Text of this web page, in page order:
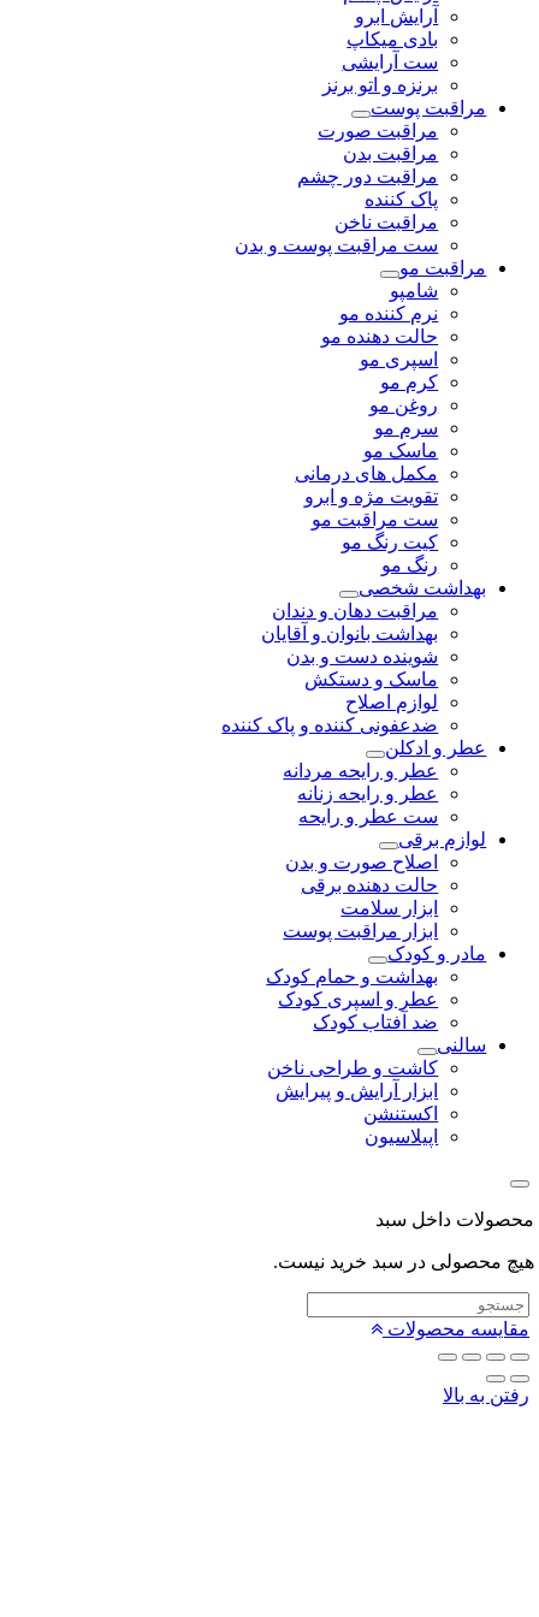
آرایش ابرو
بادی میکاپ
ست آرایشی
برنزه و اتو برنز
مراقبت پوست
مراقبت صورت
مراقبت بدن
مراقبت دور چشم
پاک کننده
مراقبت ناخن
ست مراقبت پوست و بدن
مراقبت مو
شامپو
نرم کننده مو
حالت دهنده مو
اسپری مو
کرم مو
روغن مو
سرم مو
ماسک مو
مکمل های درمانی
تقویت مژه و ابرو
ست مراقبت مو
کیت رنگ مو
رنگ مو
بهداشت شخصی
مراقبت دهان و دندان
بهداشت بانوان و آقایان
شوینده دست و بدن
ماسک و دستکش
لوازم اصلاح
ضدعفونی کننده و پاک کننده
عطر و ادکلن
عطر و رایحه مردانه
عطر و رایحه زنانه
ست عطر و رایحه
لوازم برقی
اصلاح صورت و بدن
حالت دهنده برقی
ابزار سلامت
ابزار مراقبت پوست
مادر و کودک
بهداشت و حمام کودک
عطر و اسپری کودک
ضد آفتاب کودک
سالنی
کاشت و طراحی ناخن
ابزار آرایش و پیرایش
اکستنشن
اپیلاسیون
داخل سبد
در سبد خرید نیست.
محصولات
به بالا